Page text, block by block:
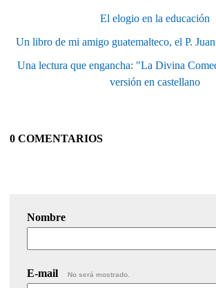
El elogio en la educación
Un libro de mi amigo guatemalteco, el P.
Una lectura que engancha: "La Divina
versión en castellano
0 COMENTARIOS
Nombre
E-mail No será mostrado.